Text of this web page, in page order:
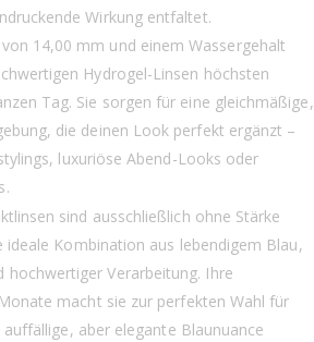
Wirkung entfaltet.
14,00 mm und einem Wassergehalt
Hydrogel-Linsen höchsten
Tag. Sie sorgen für eine gleichmäßige,
die deinen Look perfekt ergänzt –
luxuriöse Abend-Looks oder
sind ausschließlich ohne Stärke
ideale Kombination aus lebendigem Blau,
Verarbeitung. Ihre
macht sie zur perfekten Wahl für
aber elegante Blaunuance